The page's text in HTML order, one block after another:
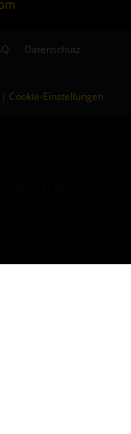
Datenschutz
Cookie-Einstellungen